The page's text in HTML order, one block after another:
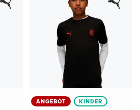
ANGEBOT KINDER